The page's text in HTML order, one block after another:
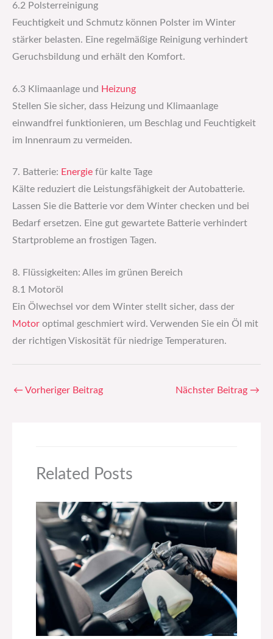
6.2 Polsterreinigung
Feuchtigkeit und Schmutz können Polster im Winter
stärker belasten. Eine regelmäßige Reinigung verhindert
Geruchsbildung und erhält den Komfort.
6.3 Klimaanlage und Heizung
Stellen Sie sicher, dass Heizung und Klimaanlage
einwandfrei funktionieren, um Beschlag und Feuchtigkeit
im Innenraum zu vermeiden.
7. Batterie: Energie für kalte Tage
Kälte reduziert die Leistungsfähigkeit der Autobatterie.
Lassen Sie die Batterie vor dem Winter checken und bei
Bedarf ersetzen. Eine gut gewartete Batterie verhindert
Startprobleme an frostigen Tagen.
8. Flüssigkeiten: Alles im grünen Bereich
8.1 Motoröl
Ein Ölwechsel vor dem Winter stellt sicher, dass der
Motor optimal geschmiert wird. Verwenden Sie ein Öl mit
der richtigen Viskosität für niedrige Temperaturen.
← Vorheriger Beitrag Nächster Beitrag →
Related Posts